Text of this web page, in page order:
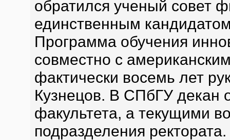
обратился ученый совет
единственным
Программа обучения
совместно с
фактически восемь лет
Кузнецов. В СПбГУ декан
факультета, а текущими
подразделения ректората.